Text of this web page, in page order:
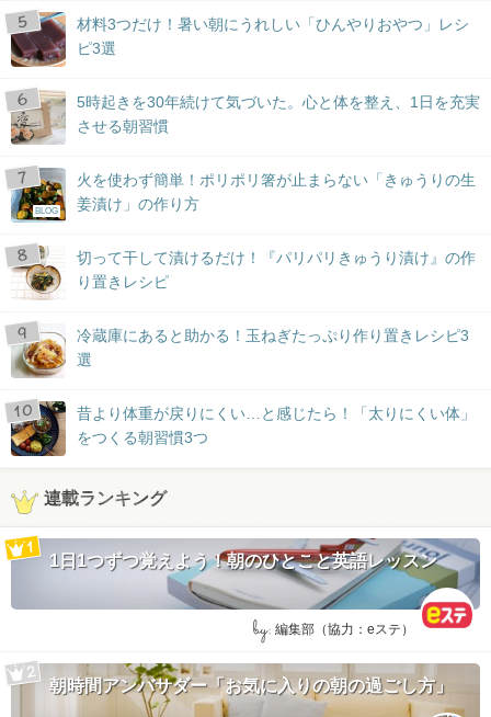
材料3つだけ！暑い朝にうれしい「ひんやりおやつ」レシ
ピ3選
5時起きを30年続けて気づいた。心と体を整え、1日を充実
させる朝習慣
BLOG
火を使わず簡単！ポリポリ箸が止まらない「きゅうりの生
姜漬け」の作り方
切って干して漬けるだけ！『パリパリきゅうり漬け』の作
り置きレシピ
冷蔵庫にあると助かる！玉ねぎたっぷり作り置きレシピ3
選
昔より体重が戻りにくい…と感じたら！「太りにくい体」
をつくる朝習慣3つ
連載ランキング
1日1つずつ覚えよう！朝のひとこと英語レッスン
by: 編集部（協力：eステ）
朝時間アンバサダー「お気に入りの朝の過ごし方」